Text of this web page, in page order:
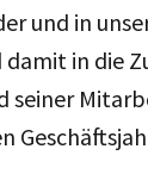
und in
in die
seiner